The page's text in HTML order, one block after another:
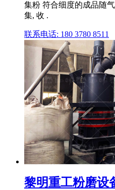
集粉 符合细度的成品随
集, 收 .
联系电话: 180 3780 8511
黎明重工粉磨设